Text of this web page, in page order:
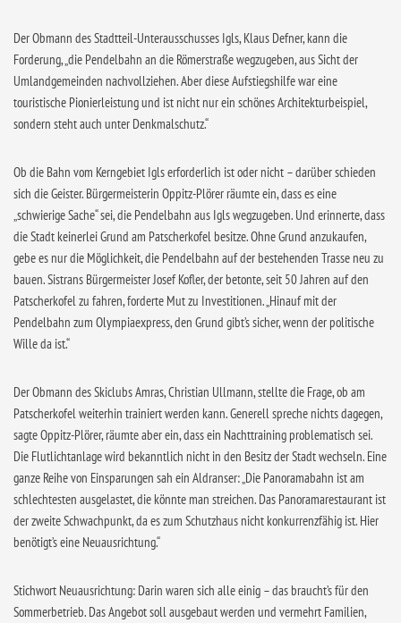
Der Obmann des Stadtteil-Unterausschusses Igls, Klaus Defner, kann die
Forderung, „die Pendelbahn an die Römerstraße wegzugeben, aus Sicht der
Umlandgemeinden nachvollziehen. Aber diese Aufstiegshilfe war eine
touristische Pionierleistung und ist nicht nur ein schönes Architekturbeispiel,
sondern steht auch unter Denkmalschutz.“
Ob die Bahn vom Kerngebiet Igls erforderlich ist oder nicht – darüber schieden
sich die Geister. Bürgermeisterin Oppitz-Plörer räumte ein, dass es eine
„schwierige Sache“ sei, die Pendelbahn aus Igls wegzugeben. Und erinnerte, dass
die Stadt keinerlei Grund am Patscherkofel besitze. Ohne Grund anzukaufen,
gebe es nur die Möglichkeit, die Pendelbahn auf der bestehenden Trasse neu zu
bauen. Sistrans Bürgermeister Josef Kofler, der betonte, seit 50 Jahren auf den
Patscherkofel zu fahren, forderte Mut zu Investitionen. „Hinauf mit der
Pendelbahn zum Olympiaexpress, den Grund gibt’s sicher, wenn der politische
Wille da ist.“
Der Obmann des Skiclubs Amras, Christian Ullmann, stellte die Frage, ob am
Patscherkofel weiterhin trainiert werden kann. Generell spreche nichts dagegen,
sagte Oppitz-Plörer, räumte aber ein, dass ein Nachttraining problematisch sei.
Die Flutlichtanlage wird bekanntlich nicht in den Besitz der Stadt wechseln. Eine
ganze Reihe von Einsparungen sah ein Aldranser: „Die Panorama­bahn ist am
schlechtesten ausgelastet, die könnte man streichen. Das Panoramarestaurant ist
der zweite Schwachpunkt, da es zum Schutzhaus nicht konkurrenzfähig ist. Hier
benötigt’s eine Neuausrichtung.“
Stichwort Neuausrichtung: Darin waren sich alle einig – das braucht’s für den
Sommerbetrieb. Das Angebot soll ausgebaut werden und vermehrt Familien,